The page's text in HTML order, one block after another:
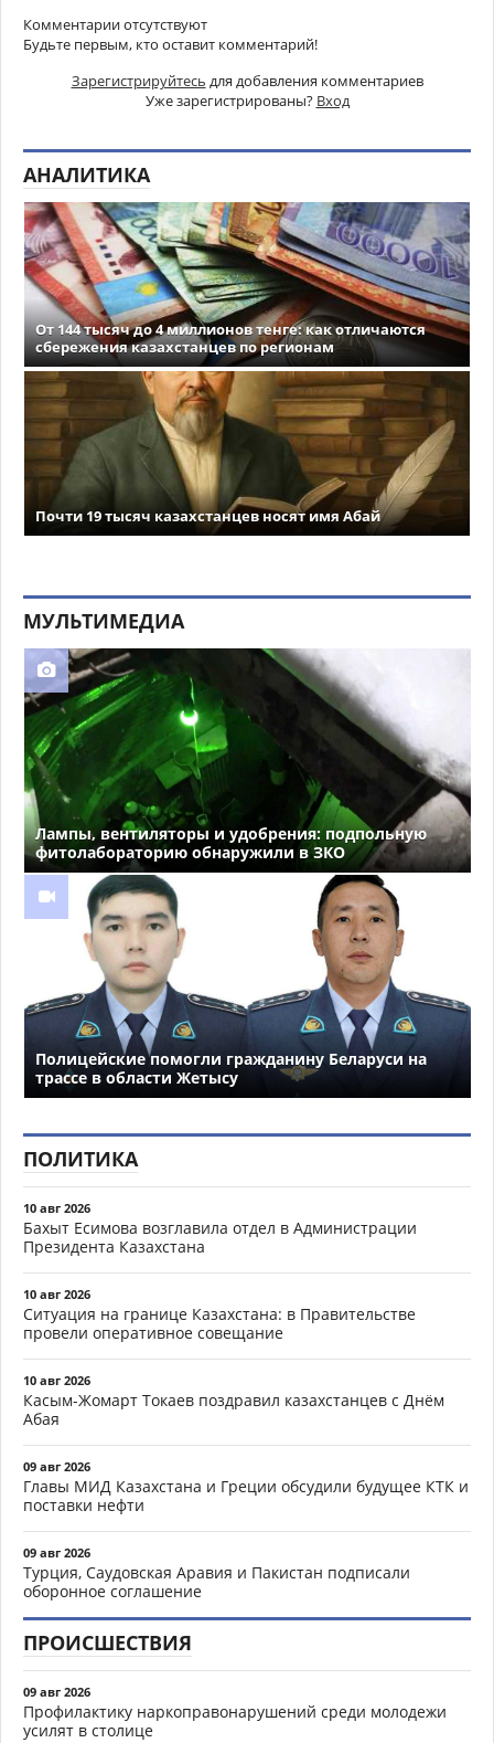
Комментарии отсутствуют
Будьте первым, кто оставит комментарий!
Зарегистрируйтесь для добавления комментариев
Уже зарегистрированы? Вход
АНАЛИТИКА
От 144 тысяч до 4 миллионов тенге: как отличаются
сбережения казахстанцев по регионам
Почти 19 тысяч казахстанцев носят имя Абай
МУЛЬТИМЕДИА
Лампы, вентиляторы и удобрения: подпольную
фитолабораторию обнаружили в ЗКО
Полицейские помогли гражданину Беларуси на
трассе в области Жетысу
ПОЛИТИКА
10 авг 2026
Бахыт Есимова возглавила отдел в Администрации
Президента Казахстана
10 авг 2026
Ситуация на границе Казахстана: в Правительстве
провели оперативное совещание
10 авг 2026
Касым-Жомарт Токаев поздравил казахстанцев с Днём
Абая
09 авг 2026
Главы МИД Казахстана и Греции обсудили будущее КТК и
поставки нефти
09 авг 2026
Турция, Саудовская Аравия и Пакистан подписали
оборонное соглашение
ПРОИСШЕСТВИЯ
09 авг 2026
Профилактику наркоправонарушений среди молодежи
усилят в столице